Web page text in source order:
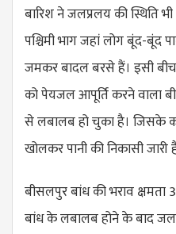
बारिश ने जलप्रलय की स्थिति
पश्चिमी भाग जहां लोग बूंद-बूंद
जमकर बादल बरसे हैं। इसी
को पेयजल आपूर्ति करने वाला
से लबालब हो चुका है। जिसके
खोलकर पानी की निकासी जारी
बीसलपुर बांध की भराव
बांध के लबालब होने के बाद